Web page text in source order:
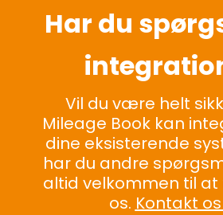
Har du
Vil du være helt
Mileage Book kan
dine eksisterende
har du andre
altid velkommen til
os. Kontakt